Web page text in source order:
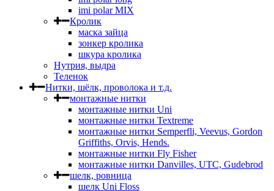
imi polar MIX
Кролик
маска зайца
зонкер кролика
шкура кролика
Нутрия, выдра
Теленок
Нитки, шёлк, проволока и т.д.
монтажные нитки
монтажные нитки Uni
монтажные нитки Textreme
монтажные нитки Semperfli, Veevus, Gordon
Griffiths, Orvis, Hends.
монтажные нитки Fly Fisher
монтажные нитки Danvilles, UTC, Gudebrod
шелк, ровница
шелк Uni Floss